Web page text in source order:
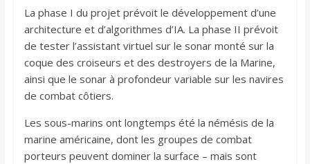
La phase I du projet prévoit le développement d’une
architecture et d’algorithmes d’IA. La phase II prévoit
de tester l’assistant virtuel sur le sonar monté sur la
coque des croiseurs et des destroyers de la Marine,
ainsi que le sonar à profondeur variable sur les navires
de combat côtiers.
Les sous-marins ont longtemps été la némésis de la
marine américaine, dont les groupes de combat
porteurs peuvent dominer la surface – mais sont